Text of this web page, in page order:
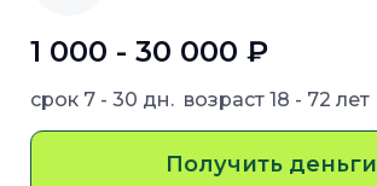
1 000 - 30 000 ₽
срок 7 - 30 дн. возраст 18 - 72 лет
Получить деньги